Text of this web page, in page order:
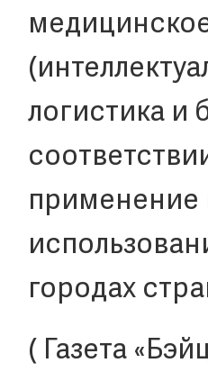
логистика и
применение
городах
( Газета